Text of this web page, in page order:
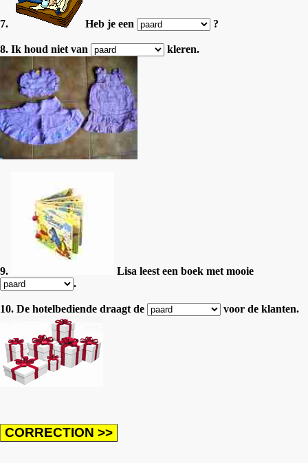
7. Heb je een ?
8. Ik houd niet van kleren.
9.
Lisa leest een boek met mooie
.
10. De hotelbediende draagt de voor de klanten.